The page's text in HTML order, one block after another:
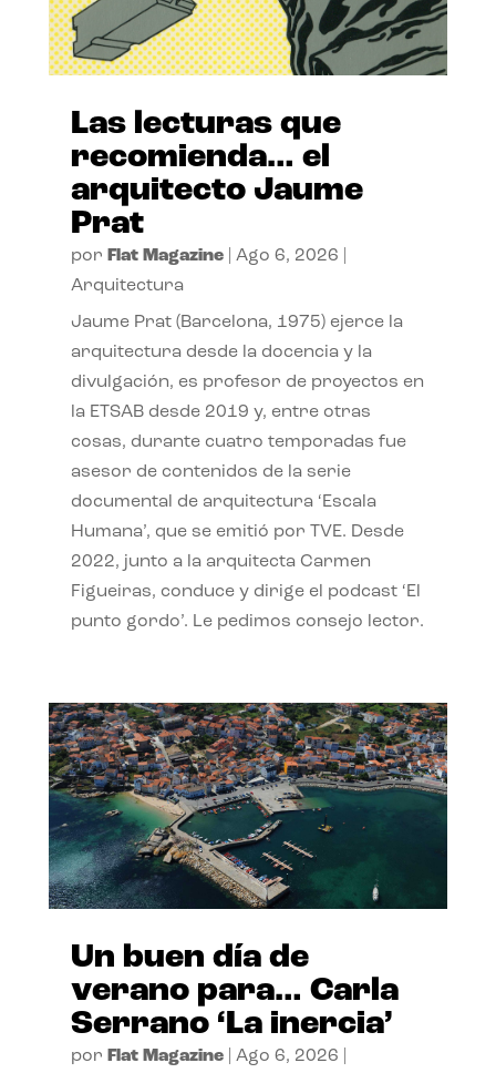
Las lecturas que
recomienda… el
arquitecto Jaume
Prat
por Flat Magazine| Ago 6, 2026
Arquitectura
Jaume Prat (Barcelona, 1975) ejerce la
arquitectura desde la docencia y la
divulgación, es profesor de proyectos en
la ETSAB desde 2019 y, entre otras
cosas, durante cuatro temporadas fue
asesor de contenidos de la serie
documental de arquitectura ‘Escala
Humana’, que se emitió por TVE. Desde
2022, junto a la arquitecta Carmen
Figueiras, conduce y dirige el podcast ‘El
punto gordo’. Le pedimos consejo lector.
Un buen día de
verano para… Carla
Serrano ‘La inercia’
por Flat Magazine| Ago 6, 2026